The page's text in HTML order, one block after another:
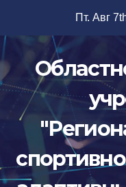
содержимому
Пт. Авг